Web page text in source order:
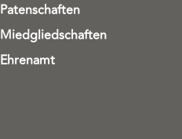
Patenschaften
Miedgliedschaften
Ehrenamt